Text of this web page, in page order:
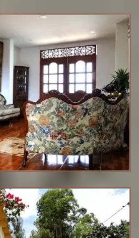
DE LOS